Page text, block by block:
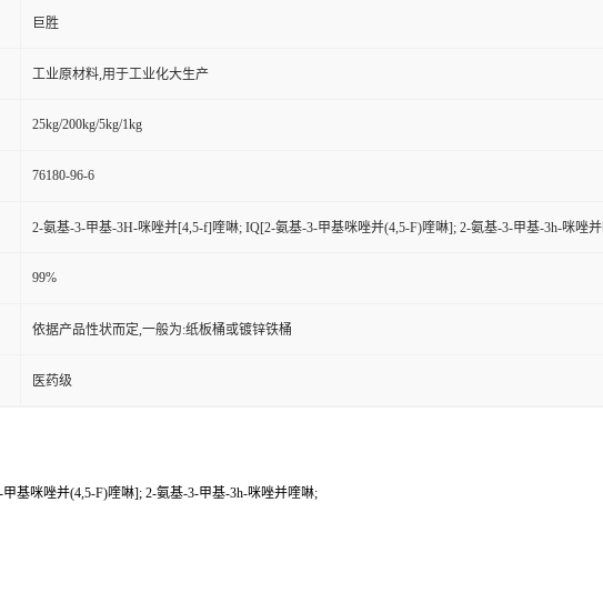
巨胜
工业原材料,用于工业化大生产
25kg/200kg/5kg/1kg
76180-96-6
2-氨基-3-甲基-3H-咪唑并[4,5-f]喹啉; IQ[2-氨基-3-甲基咪唑并(4,5-F)喹啉]; 2-氨基-3-甲基-3h-咪唑
99%
依据产品性状而定,一般为:纸板桶或镀锌铁桶
医药级
基咪唑并(4,5-F)喹啉]; 2-氨基-3-甲基-3h-咪唑并喹啉;